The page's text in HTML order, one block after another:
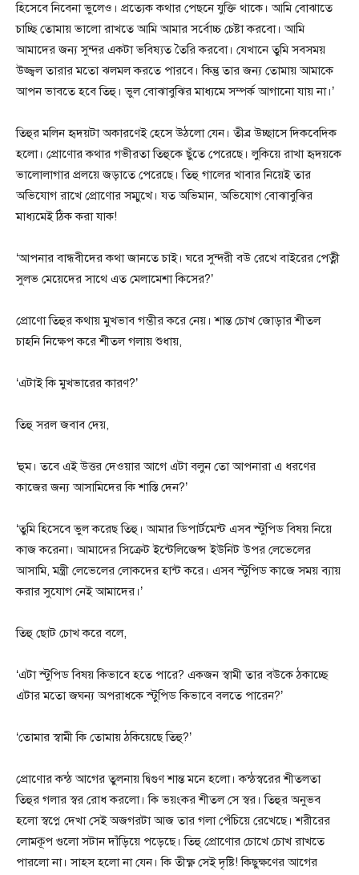
হিসেবে নিবেনা ভুলেও। প্রত্যেক কথার পেছনে যুক্তি থাকে। আমি বোঝাতে
চাচ্ছি তোমায় ভালো রাখতে আমি আমার সর্বোচ্চ চেষ্টা করবো। আমি
আমাদের জন্য সুন্দর একটা ভবিষ্যত তৈরি করবো। যেখানে তুমি সবসময়
উজ্জ্বল তারার মতো ঝলমল করতে পারবে। কিন্তু তার জন্য তোমায় আমাকে
আপন ভাবতে হবে তিহু। ভুল বোঝাবুঝির মাধ্যমে সম্পর্ক আগানো যায় না।’
তিহুর মলিন হৃদয়টা অকারণেই হেসে উঠলো যেন। তীব্র উচ্ছাসে দিকবেদিক
হলো। প্রোণোর কথার গভীরতা তিহুকে ছুঁতে পেরেছে। লুকিয়ে রাখা হৃদয়কে
ভালোলাগার প্রলয়ে জড়াতে পেরেছে। তিহু গালের খাবার নিয়েই তার
অভিযোগ রাখে প্রোণোর সম্মুখে। যত অভিমান, অভিযোগ বোঝাবুঝির
মাধ্যমেই ঠিক করা যাক!
‘আপনার বান্ধবীদের কথা জানতে চাই। ঘরে সুন্দরী বউ রেখে বাইরের পেত্নী
সুলভ মেয়েদের সাথে এত মেলামেশা কিসের?’
প্রোণো তিহুর কথায় মুখভাব গম্ভীর করে নেয়। শান্ত চোখ জোড়ার শীতল
চাহনি নিক্ষেপ করে শীতল গলায় শুধায়,
‘এটাই কি মুখভারের কারণ?’
তিহু সরল জবাব দেয়,
‘হুম। তবে এই উত্তর দেওয়ার আগে এটা বলুন তো আপনারা এ ধরণের
কাজের জন্য আসামিদের কি শাস্তি দেন?’
‘তুমি হিসেবে ভুল করেছ তিহু। আমার ডিপার্টমেন্ট এসব স্টুপিড বিষয় নিয়ে
কাজ করেনা। আমাদের সিক্রেট ইন্টেলিজেন্স ইউনিট উপর লেভেলের
আসামি, মন্ত্রী লেভেলের লোকদের হান্ট করে। এসব স্টুপিড কাজে সময় ব্যায়
করার সুযোগ নেই আমাদের।’
তিহু ছোট চোখ করে বলে,
‘এটা স্টুপিড বিষয় কিভাবে হতে পারে? একজন স্বামী তার বউকে ঠকাচ্ছে
এটার মতো জঘন্য অপরাধকে স্টুপিড কিভাবে বলতে পারেন?’
‘তোমার স্বামী কি তোমায় ঠকিয়েছে তিহু?’
প্রোণোর কন্ঠ আগের তুলনায় দ্বিগুণ শান্ত মনে হলো। কন্ঠস্বরের শীতলতা
তিহুর গলার স্বর রোধ করলো। কি ভয়ংকর শীতল সে স্বর। তিহুর অনুভব
হলো স্বপ্নে দেখা সেই অজগরটা আজ তার গলা পেঁচিয়ে রেখেছে। শরীরের
লোমকূপ গুলো সটান দাঁড়িয়ে পড়েছে। তিহু প্রোণোর চোখে চোখ রাখতে
পারলো না। সাহস হলো না যেন। কি তীক্ষ্ণ সেই দৃষ্টি! কিছুক্ষণের আগের